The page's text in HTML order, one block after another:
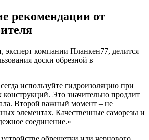
рекомендации от
компании Планкен77, делится
доски обрезной в
используйте гидроизоляцию при
Это значительно продлит
Второй важный момент – не
элементах. Качественные саморезы и
соединение.»
обрешетки или чернового